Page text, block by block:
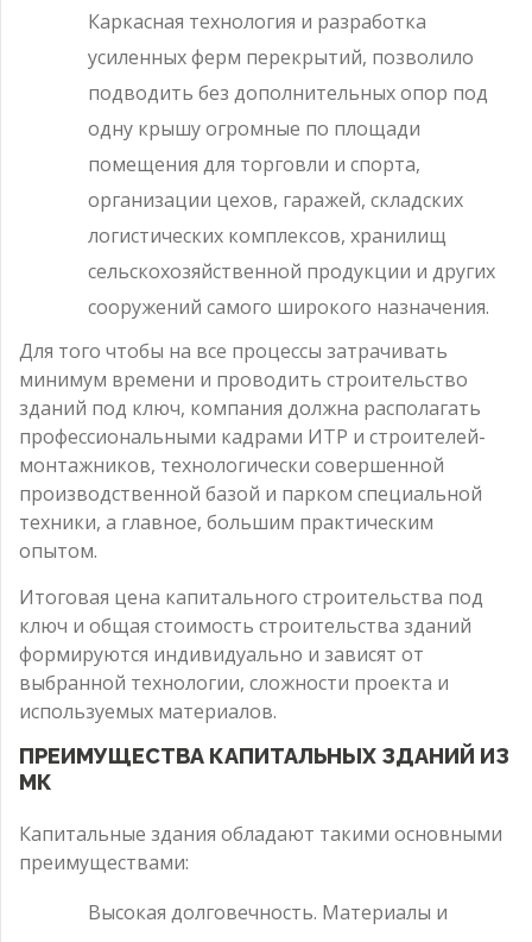
Каркасная технология и разработка
усиленных ферм перекрытий, позволило
подводить без дополнительных опор под
одну крышу огромные по площади
помещения для торговли и спорта,
организации цехов, гаражей, складских
логистических комплексов, хранилищ
сельскохозяйственной продукции и других
сооружений самого широкого назначения.
Для того чтобы на все процессы затрачивать
минимум времени и проводить строительство
зданий под ключ, компания должна располагать
профессиональными кадрами ИТР и строителей-
монтажников, технологически совершенной
производственной базой и парком специальной
техники, а главное, большим практическим
опытом.
Итоговая цена капитального строительства под
ключ и общая стоимость строительства зданий
формируются индивидуально и зависят от
выбранной технологии, сложности проекта и
используемых материалов.
ПРЕИМУЩЕСТВА КАПИТАЛЬНЫХ ЗДАНИЙ ИЗ
МК
Капитальные здания обладают такими основными
преимуществами:
Высокая долговечность. Материалы и